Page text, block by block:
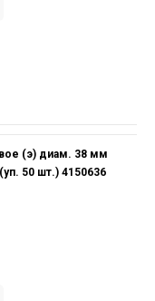
(э) диам. 38 мм
50 шт.) 4150636